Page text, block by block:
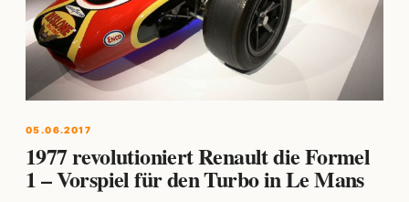
05.06.2017
1977 revolutioniert Renault die Formel
1 – Vorspiel für den Turbo in Le Mans